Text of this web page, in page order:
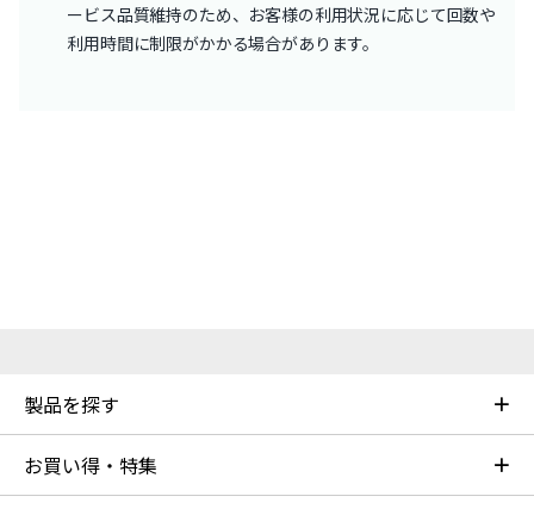
ービス品質維持のため、お客様の利用状況に応じて回数や
利用時間に制限がかかる場合があります。
製品を探す
お買い得・特集